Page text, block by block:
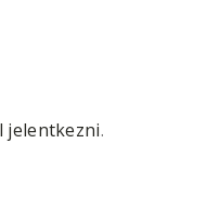
jelentkezni.